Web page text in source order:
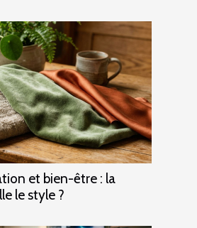
et bien-être : la
le style ?